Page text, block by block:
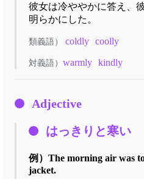
彼女は冷ややかに答え、
明らかにした。
類義語） coldly coolly
対義語） warmly kindly
Adjective
はっきりと寒い
例） The morning air was
jacket.